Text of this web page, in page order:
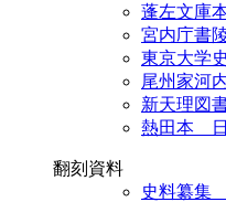
蓬左文庫
宮内庁書
東京大学
尾州家河
新天理図
熱田本
翻刻資料
史料纂集